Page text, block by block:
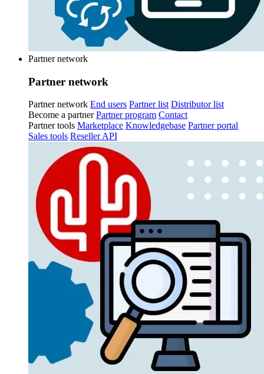
Partner network
Partner network
Partner network End users Partner list Distributor list
Become a partner Partner program Contact
Partner tools Marketplace Knowledgebase Partner portal
Sales tools Reseller API